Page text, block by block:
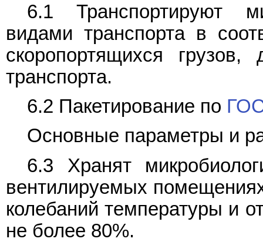
6.1 Транспортируют
видами транспорта в
скоропортящихся
транспорта.
6.2 Пакетирование по
Основные параметры и
6.3 Хранят
вентилируемых
колебаний температуры и
не более 80%.